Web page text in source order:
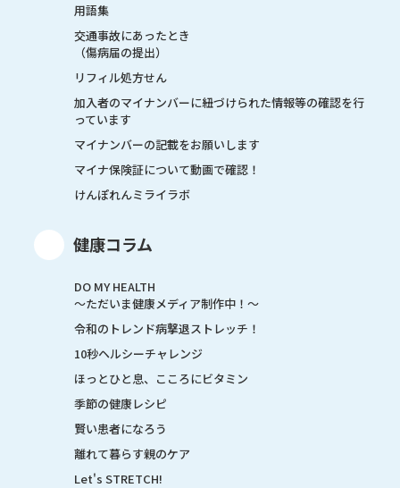
用語集
交通事故にあったとき
（傷病届の提出）
リフィル処方せん
加入者のマイナンバーに紐づけられた情報等の確認を行
っています
マイナンバーの記載をお願いします
マイナ保険証について動画で確認！
けんぽれんミライラボ
健康コラム
DO MY HEALTH
～ただいま健康メディア制作中！～
令和のトレンド病撃退ストレッチ！
10秒ヘルシーチャレンジ
ほっとひと息、こころにビタミン
季節の健康レシピ
賢い患者になろう
離れて暮らす親のケア
Let's STRETCH!